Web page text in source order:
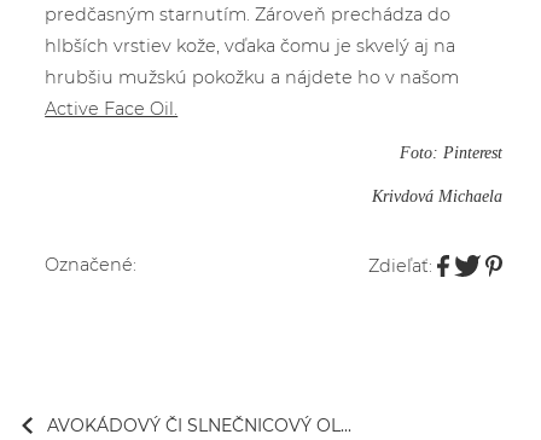
predčasným starnutím. Zároveň prechádza do
hlbších vrstiev kože, vďaka čomu je skvelý aj na
hrubšiu mužskú pokožku a nájdete ho v našom
Active Face Oil.
Foto: Pinterest
Krivdová Michaela
Označené: Zdieľať:
AVOKÁDOVÝ ČI SLNEČNICOVÝ OL...